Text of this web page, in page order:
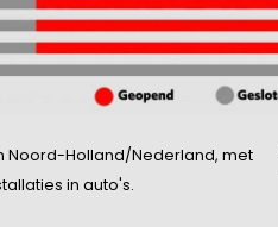
Noord-Holland/Nederland, met
in auto's.